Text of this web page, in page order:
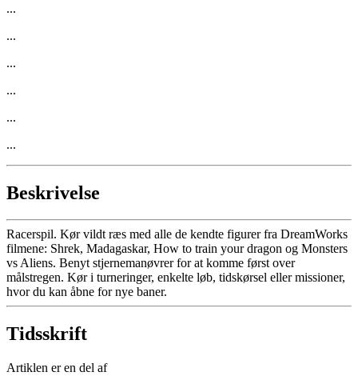
...
...
...
...
...
...
Beskrivelse
Racerspil. Kør vildt ræs med alle de kendte figurer fra DreamWorks
filmene: Shrek, Madagaskar, How to train your dragon og Monsters
vs Aliens. Benyt stjernemanøvrer for at komme først over
målstregen. Kør i turneringer, enkelte løb, tidskørsel eller missioner,
hvor du kan åbne for nye baner.
Tidsskrift
Artiklen er en del af